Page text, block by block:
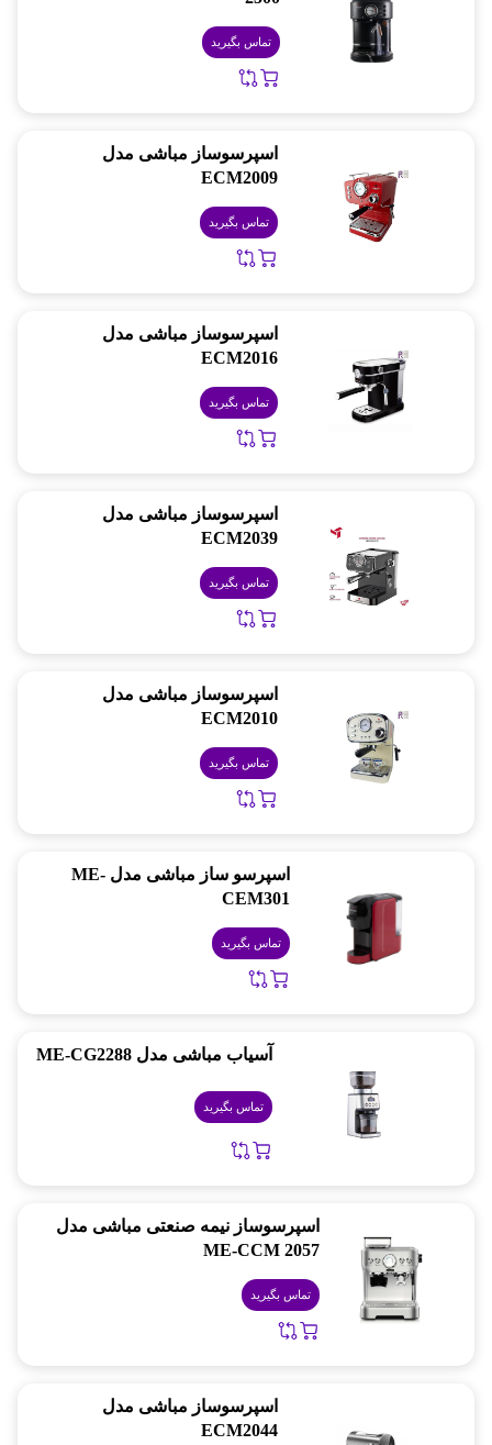
تماس بگیرید
اسپرسوساز مباشی مدل
ECM2009
تماس بگیرید
اسپرسوساز مباشی مدل
ECM2016
تماس بگیرید
اسپرسوساز مباشی مدل
ECM2039
تماس بگیرید
اسپرسوساز مباشی مدل
ECM2010
تماس بگیرید
اسپرسو ساز مباشی مدل ME-
CEM301
تماس بگیرید
آسیاب مباشی مدل ME-CG2288
تماس بگیرید
اسپرسوساز نیمه صنعتی مباشی مدل
ME-CCM 2057
تماس بگیرید
اسپرسوساز مباشی مدل
ECM2044